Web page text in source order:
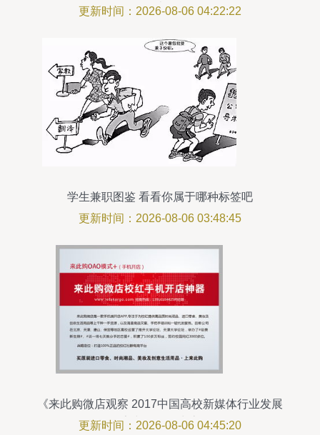
律边界
更新时间：2026-08-06 04:22:22
学生兼职图鉴 看看你属于哪种标签吧
更新时间：2026-08-06 03:48:45
《来此购微店观察 2017中国高校新媒体行业发展
报告中的兼职生态》
更新时间：2026-08-06 04:45:20